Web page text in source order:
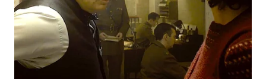
WN
DAIRI
WN